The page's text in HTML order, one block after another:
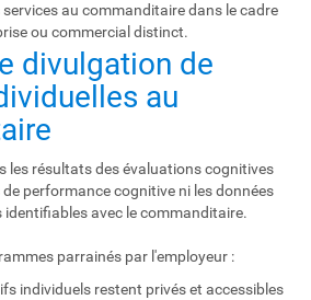
au commanditaire dans le cadre
ou commercial distinct.
divulgation de
au
les résultats des évaluations cognitives
performance cognitive ni les données
identifiables avec le commanditaire.
parrainés par l'employeur :
individuels restent privés et accessibles